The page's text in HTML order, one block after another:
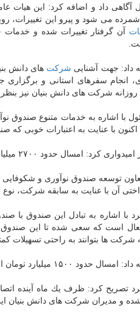
آگاهی داد و اضافه كرد: این هیات
می شود و پیرو این تغییرات،
آن گرفتار تغییرات شده و خدمات
داد: جهت آشنایی شركت های دانش
انجام سفرهای استانی و
روزانه شركت های دانش بنیان نیز
با اشاره به خدمات متنوع صندوق
با عنایت به اعتبارات خوبی كه
امسال حدود ۲۷۰۰ میلیارد تومان به شركت های دانش بنیان تسهیلات پرداخت گردد.
آن با عنایت به سابقه شركت،
است كه سعی شده تا این صندوق
به راحتی تسهیلات كمتر از ۵۰۰ میلیون تومان را بوسیله این صندوق ها در استان خود
اعتبار برای پرداخت تسهیلات به شركت های دانش بنیان در اختیار این صندوق ها قرار گرفته است.
تصریح كرد: ظرف یك ماه آینده
شركت های دانش بنیان این استان می توانند تسهیلات كمتر